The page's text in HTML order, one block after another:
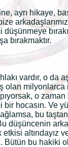
ayrı hikaye,
bırakmaktır.
vardır, o da
milyonlarca
o
hocasın. Ve
bu
düşüncenin
altındayız
bu hakiki